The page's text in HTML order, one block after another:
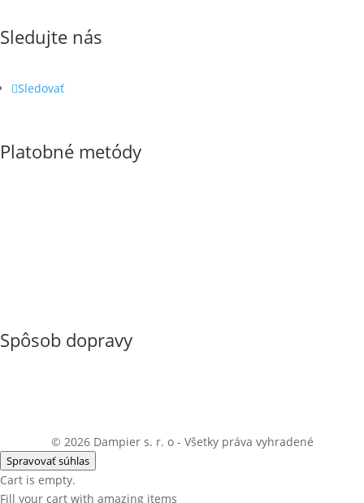
Sledujte nás
Sledovať
Platobné metódy
Spôsob dopravy
© 2026 Dampier s. r. o - Všetky práva vyhradené
Spravovať súhlas
Cart is empty.
Fill your cart with amazing items